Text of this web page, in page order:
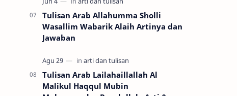
Tulisan Arab Allahumma Sholli
Wasallim Wabarik Alaih Artinya dan
Jawaban
Tulisan Arab Lailahaillallah Al
Malikul Haqqul Mubin